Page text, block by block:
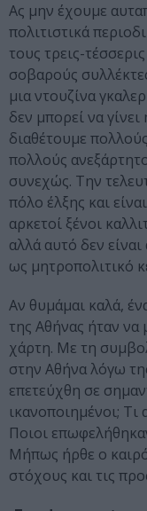
Ας μην έχουμε
πολιτιστικά
τους τρεις-
σοβαρούς
μια ντουζίνα
δεν μπορεί να
διαθέτουμε
πολλούς
συνεχώς. Την
πόλο έλξης και
αρκετοί ξένοι
αλλά αυτό δεν
ως μητροπολιτικό
Αν θυμάμαι καλά,
της Αθήνας ήταν να
χάρτη. Με τη
στην Αθήνα λόγω
επετεύχθη σε
ικανοποιημένοι; Τι
Ποιοι
Μήπως ήρθε ο
στόχους και τις